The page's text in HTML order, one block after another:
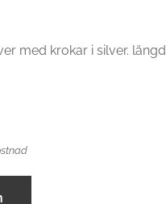
med krokar i silver. längd